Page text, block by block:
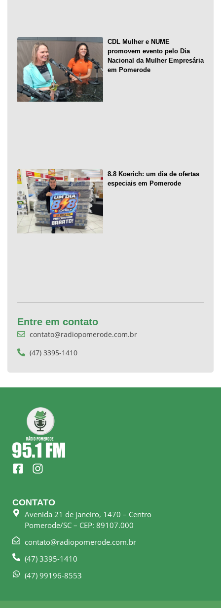
CDL Mulher e NUME
promovem evento pelo Dia
Nacional da Mulher Empresária
em Pomerode
8.8 Koerich: um dia de ofertas
especiais em Pomerode
Entre em contato
contato@radiopomerode.com.br
(47) 3395-1410
F
a
e
b
o
k
s
q
a
I
n
t
a
g
r
a
m
CONTATO
Avenida 21 de janeiro, 1470 – Centro
Pomerode/SC – CEP: 89107.000
contato@radiopomerode.com.br
(47) 3395-1410
(47) 99196-8553